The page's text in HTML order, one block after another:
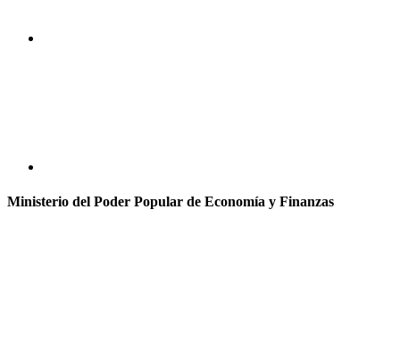
Ministerio del Poder Popular de Economía y Finanzas